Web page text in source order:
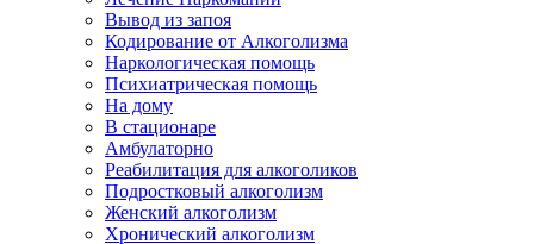
Вывод из запоя
Кодирование от Алкоголизма
Наркологическая помощь
Психиатрическая помощь
На дому
В стационаре
Амбулаторно
Реабилитация для алкоголиков
Подростковый алкоголизм
Женский алкоголизм
Хронический алкоголизм